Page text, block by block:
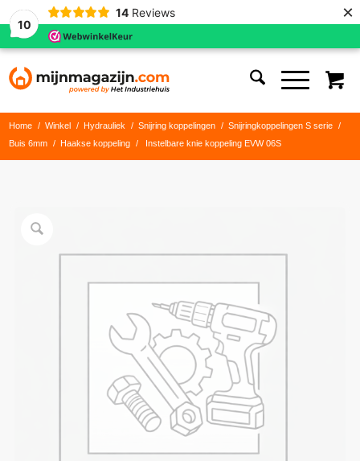
10
14 Reviews ×
Home / Winkel / Hydrauliek / Snijring koppelingen / Snijringkoppelingen S serie
/
Buis 6mm
/ Haakse koppeling / Instelbare knie koppeling EVW 06S